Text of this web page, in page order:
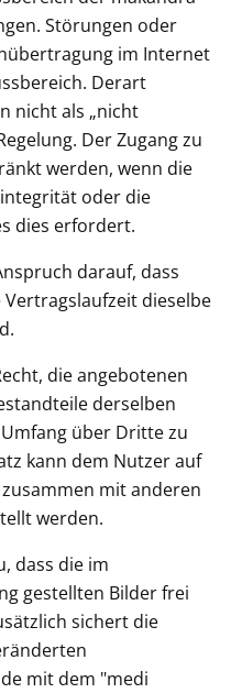
Störungen oder
im Internet
Derart
nicht als „nicht
Der Zugang zu
werden, wenn die
oder die
dies erfordert.
darauf, dass
dieselbe
die angebotenen
derselben
über Dritte zu
kann dem Nutzer auf
mit anderen
werden.
dass die im
gestellten Bilder frei
sichert die
mit dem "medi